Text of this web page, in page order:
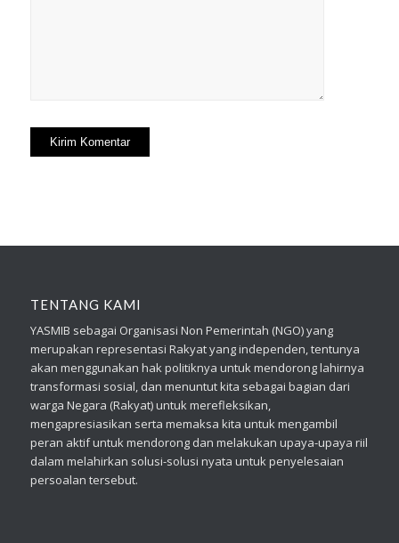
TENTANG KAMI
YASMIB sebagai Organisasi Non Pemerintah (NGO) yang
merupakan representasi Rakyat yang independen, tentunya
akan menggunakan hak politiknya untuk mendorong lahirnya
transformasi sosial, dan menuntut kita sebagai bagian dari
warga Negara (Rakyat) untuk merefleksikan,
mengapresiasikan serta memaksa kita untuk mengambil
peran aktif untuk mendorong dan melakukan upaya-upaya riil
dalam melahirkan solusi-solusi nyata untuk penyelesaian
persoalan tersebut.